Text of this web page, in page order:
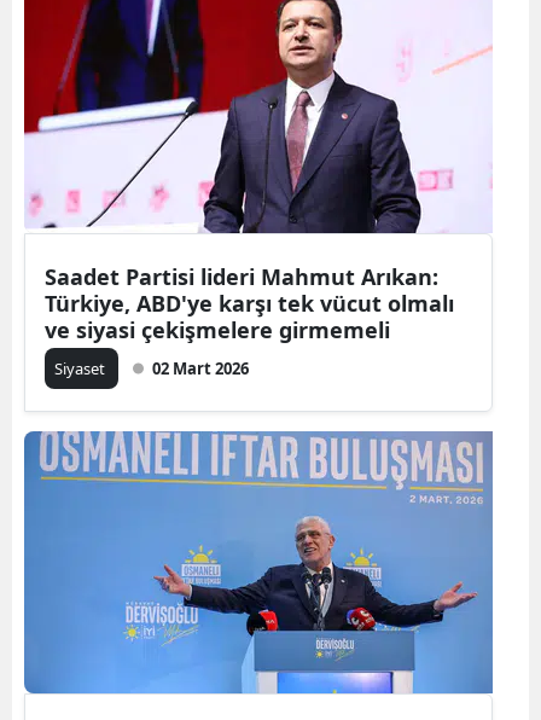
Saadet Partisi lideri Mahmut Arıkan:
Türkiye, ABD'ye karşı tek vücut olmalı
ve siyasi çekişmelere girmemeli
Siyaset 02 Mart 2026